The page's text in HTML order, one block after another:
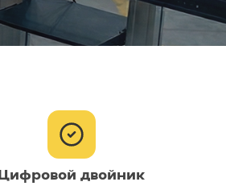
Цифровой двойник